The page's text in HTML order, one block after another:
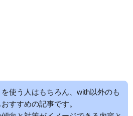
使う人はもちろん、with以外のも
すすめの記事です。